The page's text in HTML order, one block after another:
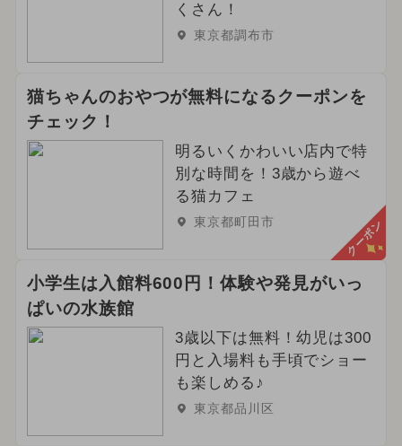
くさん！
東京都調布市
猫ちゃんのおやつが無料になるクーポンを
チェック！
明るいくかわいい店内で特
別な時間を！3歳から遊べ
る猫カフェ
東京都町田市 クーポン
小学生は入館料600円！体験や発見がいっ
ぱいの水族館
3歳以下は無料！幼児は300
円と入場料も手頃でショー
も楽しめる♪
東京都品川区